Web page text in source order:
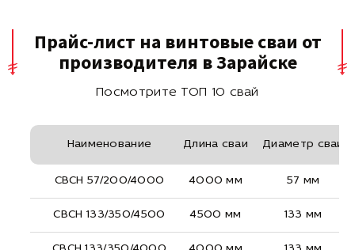
Прайс-лист на винтовые сваи от
производителя в Зарайске
Посмотрите ТОП 10 свай
Наименование Длина сваи Диаметр сваи
СВСН 57/200/4000 4000 мм 57 мм
СВСН 133/350/4500 4500 мм 133 мм